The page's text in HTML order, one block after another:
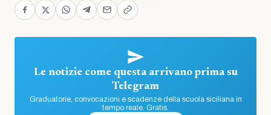
Le notizie come questa arrivano prima su
Telegram
Graduatorie, convocazioni e scadenze della scuola siciliana in
tempo reale. Gratis.